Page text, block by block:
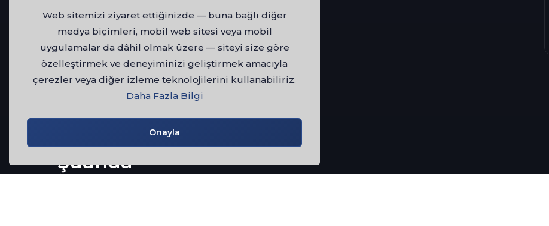
Şuanda
Web sitemizi ziyaret ettiğinizde — buna bağlı diğer
medya biçimleri, mobil web sitesi veya mobil
uygulamalar da dâhil olmak üzere — siteyi size göre
özelleştirmek ve deneyiminizi geliştirmek amacıyla
çerezler veya diğer izleme teknolojilerini kullanabiliriz.
Daha Fazla Bilgi
Onayla